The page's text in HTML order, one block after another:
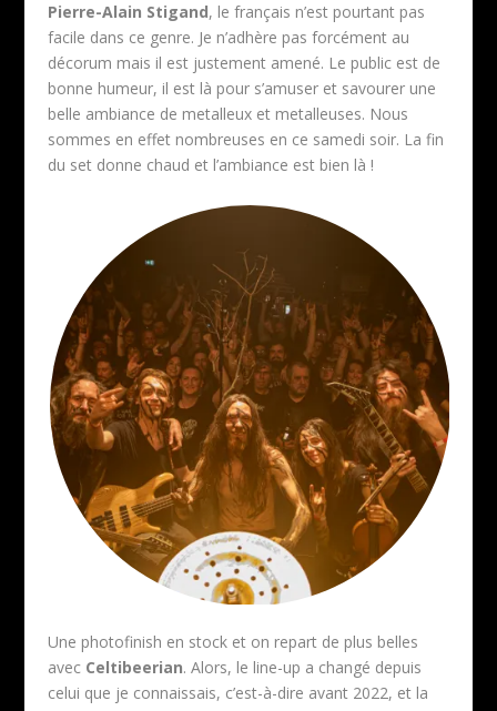
Pierre-Alain Stigand, le français n’est pourtant pas
facile dans ce genre. Je n’adhère pas forcément au
décorum mais il est justement amené. Le public est de
bonne humeur, il est là pour s’amuser et savourer une
belle ambiance de metalleux et metalleuses. Nous
sommes en effet nombreuses en ce samedi soir. La fin
du set donne chaud et l’ambiance est bien là !
Une photofinish en stock et on repart de plus belles
avec Celtibeerian. Alors, le line-up a changé depuis
celui que je connaissais, c’est-à-dire avant 2022, et la